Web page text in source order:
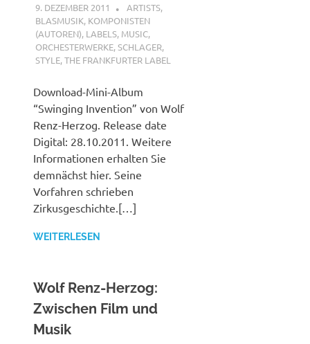
9. DEZEMBER 2011 MCDP-INTERNATIONAL
ARTISTS,
BLASMUSIK, KOMPONISTEN
(AUTOREN), LABELS, MUSIC,
ORCHESTERWERKE,SCHLAGER,
STYLE,THE FRANKFURTER LABEL
Download-Mini-Album
“Swinging Invention” von Wolf
Renz-Herzog. Release date
Digital: 28.10.2011. Weitere
Informationen erhalten Sie
demnächst hier. Seine
Vorfahren schrieben
Zirkusgeschichte.[…]
WEITERLESEN
Wolf Renz-Herzog:
Zwischen Film und
Musik